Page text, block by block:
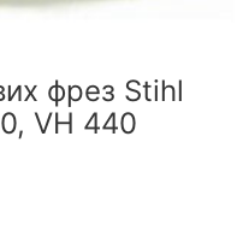
фрез Stihl
VH 440